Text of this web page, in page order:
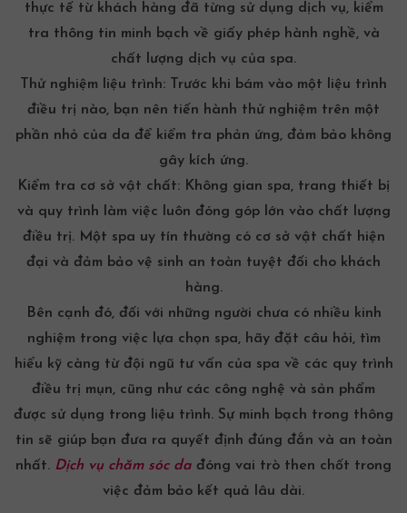
thực tế từ khách hàng đã từng sử dụng dịch vụ, kiểm
tra thông tin minh bạch về giấy phép hành nghề, và
chất lượng dịch vụ của spa.
Thử nghiệm liệu trình: Trước khi bám vào một liệu trình
điều trị nào, bạn nên tiến hành thử nghiệm trên một
phần nhỏ của da để kiểm tra phản ứng, đảm bảo không
gây kích ứng.
Kiểm tra cơ sở vật chất: Không gian spa, trang thiết bị
và quy trình làm việc luôn đóng góp lớn vào chất lượng
điều trị. Một spa uy tín thường có cơ sở vật chất hiện
đại và đảm bảo vệ sinh an toàn tuyệt đối cho khách
hàng.
Bên cạnh đó, đối với những người chưa có nhiều kinh
nghiệm trong việc lựa chọn spa, hãy đặt câu hỏi, tìm
hiểu kỹ càng từ đội ngũ tư vấn của spa về các quy trình
điều trị mụn, cũng như các công nghệ và sản phẩm
được sử dụng trong liệu trình. Sự minh bạch trong thông
tin sẽ giúp bạn đưa ra quyết định đúng đắn và an toàn
nhất. Dịch vụ chăm sóc da đóng vai trò then chốt trong
việc đảm bảo kết quả lâu dài.